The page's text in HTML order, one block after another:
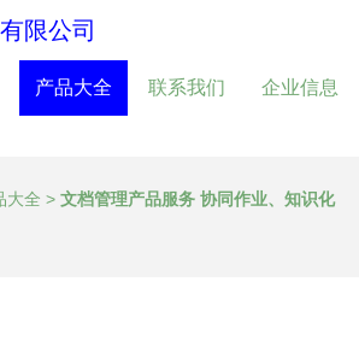
限公司
产品大全 联系我们 企业信息
大全 > 文档管理产品服务 协同作业、知识化